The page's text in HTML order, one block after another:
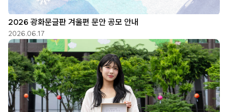
2026 광화문글판 겨울편 문안 공모 안내
2026.06.17